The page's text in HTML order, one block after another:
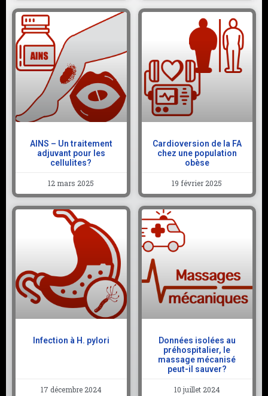
AINS – Un traitement
adjuvant pour les
cellulites?
12 mars 2025
Cardioversion de la FA
chez une population
obèse
19 février 2025
Infection à H. pylori
17 décembre 2024
Données isolées au
préhospitalier, le
massage mécanisé
peut-il sauver?
10 juillet 2024